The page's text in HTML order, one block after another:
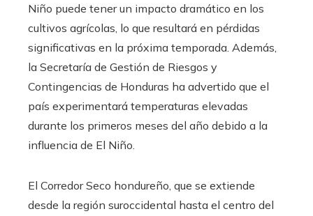
Niño puede tener un impacto dramático en los
cultivos agrícolas, lo que resultará en pérdidas
significativas en la próxima temporada. Además,
la Secretaría de Gestión de Riesgos y
Contingencias de Honduras ha advertido que el
país experimentará temperaturas elevadas
durante los primeros meses del año debido a la
influencia de El Niño.
El Corredor Seco hondureño, que se extiende
desde la región suroccidental hasta el centro del